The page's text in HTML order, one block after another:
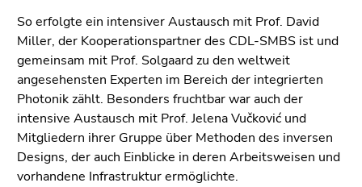
So erfolgte ein intensiver Austausch mit Prof. David
Miller, der Kooperationspartner des CDL-SMBS ist und
gemeinsam mit Prof. Solgaard zu den weltweit
angesehensten Experten im Bereich der integrierten
Photonik zählt. Besonders fruchtbar war auch der
intensive Austausch mit Prof. Jelena Vučković und
Mitgliedern ihrer Gruppe über Methoden des inversen
Designs, der auch Einblicke in deren Arbeitsweisen und
vorhandene Infrastruktur ermöglichte.